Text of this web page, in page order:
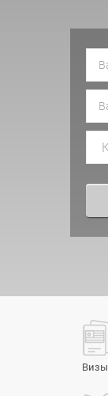
Визы